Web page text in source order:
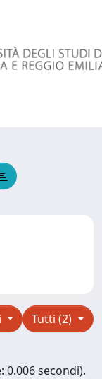
Tutti (2)
0.006 secondi).